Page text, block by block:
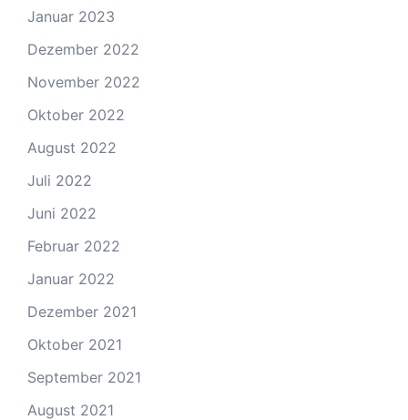
Januar 2023
Dezember 2022
November 2022
Oktober 2022
August 2022
Juli 2022
Juni 2022
Februar 2022
Januar 2022
Dezember 2021
Oktober 2021
September 2021
August 2021